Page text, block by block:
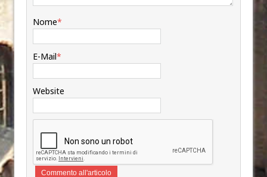
Nome*
E-Mail*
Website